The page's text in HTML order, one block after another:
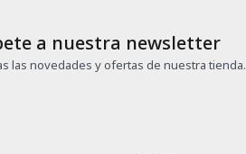
a nuestra newsletter
las novedades y ofertas de nuestra tienda.